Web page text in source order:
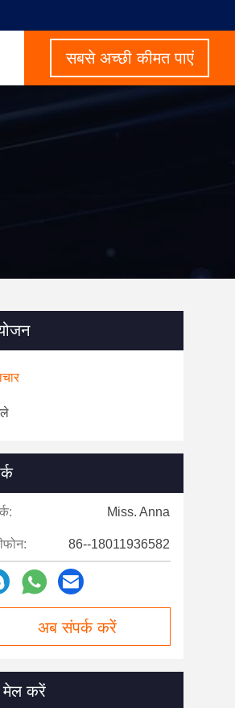
सबसे अच्छी कीमत पाएं
Miss. Anna
86--18011936582
अब संपर्क करें
मेल करें